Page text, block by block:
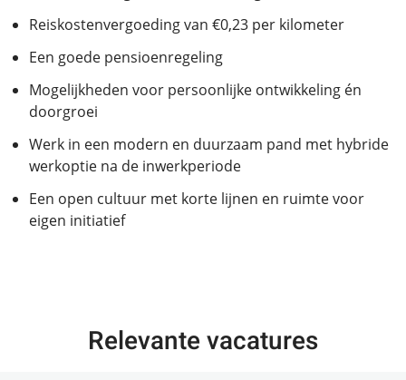
Reiskostenvergoeding van €0,23 per kilometer
Een goede pensioenregeling
Mogelijkheden voor persoonlijke ontwikkeling én
doorgroei
Werk in een modern en duurzaam pand met hybride
werkoptie na de inwerkperiode
Een open cultuur met korte lijnen en ruimte voor
eigen initiatief
Relevante vacatures